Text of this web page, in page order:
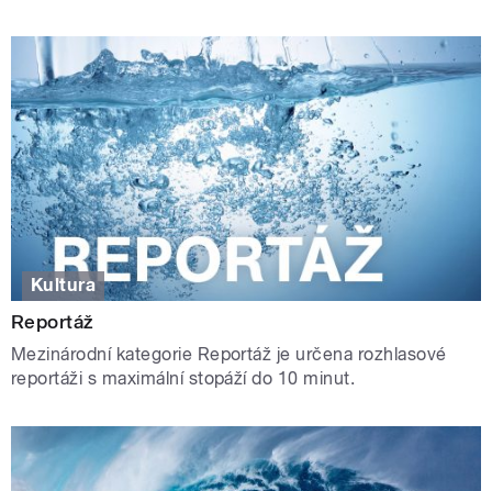
Kultura
Reportáž
Mezinárodní kategorie Reportáž je určena rozhlasové
reportáži s maximální stopáží do 10 minut.